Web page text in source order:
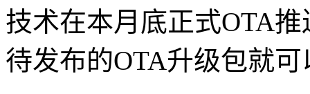
技术在本月底正式OTA
待发布的OTA升级包就可